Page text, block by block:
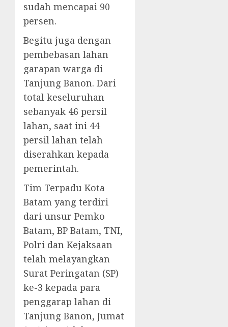
sudah mencapai 90
persen.
Begitu juga dengan
pembebasan lahan
garapan warga di
Tanjung Banon. Dari
total keseluruhan
sebanyak 46 persil
lahan, saat ini 44
persil lahan telah
diserahkan kepada
pemerintah.
Tim Terpadu Kota
Batam yang terdiri
dari unsur Pemko
Batam, BP Batam, TNI,
Polri dan Kejaksaan
telah melayangkan
Surat Peringatan (SP)
ke-3 kepada para
penggarap lahan di
Tanjung Banon, Jumat